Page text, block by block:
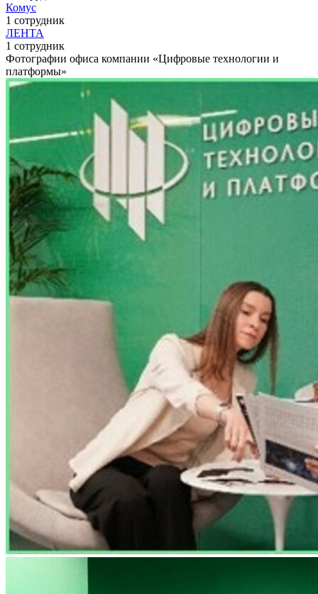
Комус
1 сотрудник
ЛЕНТА
1 сотрудник
Фотографии офиса компании «Цифровые технологии и
платформы»